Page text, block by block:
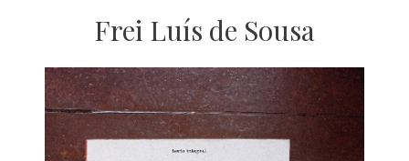
Frei Luís de Sousa